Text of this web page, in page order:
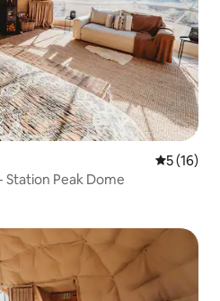
レビュー
5 (16)
Station Peak Dome